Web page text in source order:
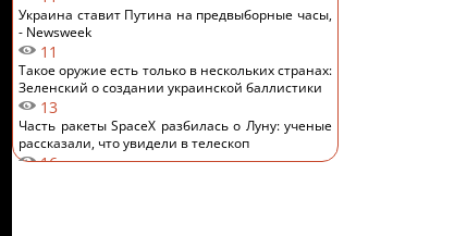
Украина ставит Путина на предвыборные часы,
- Newsweek
11
Такое оружие есть только в нескольких странах:
Зеленский о создании украинской баллистики
13
Часть ракеты SpaceX разбилась о Луну: ученые
рассказали, что увидели в телескоп
16